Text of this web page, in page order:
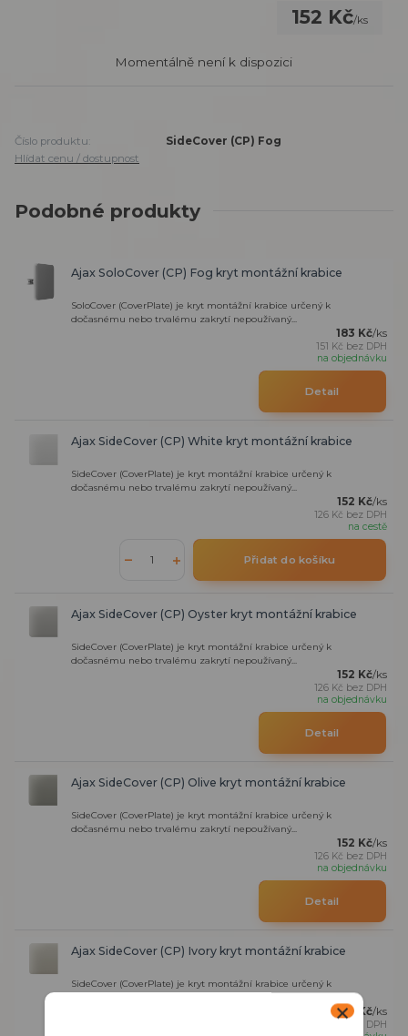
152 Kč/ks
Momentálně není k dispozici
Číslo produktu:
SideCover (CP) Fog
Hlídat cenu / dostupnost
Podobné produkty
Ajax SoloCover (CP) Fog kryt montážní krabice
SoloCover (CoverPlate) je kryt montážní krabice určený k
dočasnému nebo trvalému zakrytí nepoužívaný...
183 Kč/ks
151 Kč bez DPH
na objednávku
Detail
Ajax SideCover (CP) White kryt montážní krabice
SideCover (CoverPlate) je kryt montážní krabice určený k
dočasnému nebo trvalému zakrytí nepoužívaný...
152 Kč/ks
126 Kč bez DPH
na cestě
Přidat do košíku
Ajax SideCover (CP) Oyster kryt montážní krabice
SideCover (CoverPlate) je kryt montážní krabice určený k
dočasnému nebo trvalému zakrytí nepoužívaný...
152 Kč/ks
126 Kč bez DPH
na objednávku
Detail
Ajax SideCover (CP) Olive kryt montážní krabice
SideCover (CoverPlate) je kryt montážní krabice určený k
dočasnému nebo trvalému zakrytí nepoužívaný...
152 Kč/ks
126 Kč bez DPH
na objednávku
Detail
Ajax SideCover (CP) Ivory kryt montážní krabice
SideCover (CoverPlate) je kryt montážní krabice určený k
dočasnému nebo trvalému zakrytí nepoužívaný...
152 Kč/ks
bez DPH